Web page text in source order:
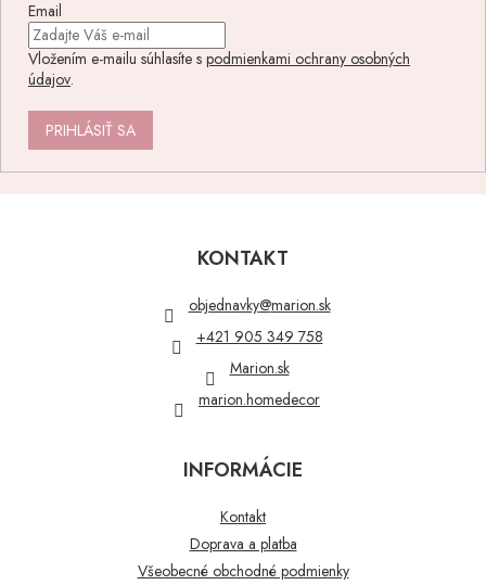
Email
Vložením e-mailu súhlasíte s podmienkami ochrany osobných
údajov.
PRIHLÁSIŤ SA
KONTAKT
objednavky@marion.sk
+421 905 349 758
Marion.sk
marion.homedecor
INFORMÁCIE
Kontakt
Doprava a platba
Všeobecné obchodné podmienky